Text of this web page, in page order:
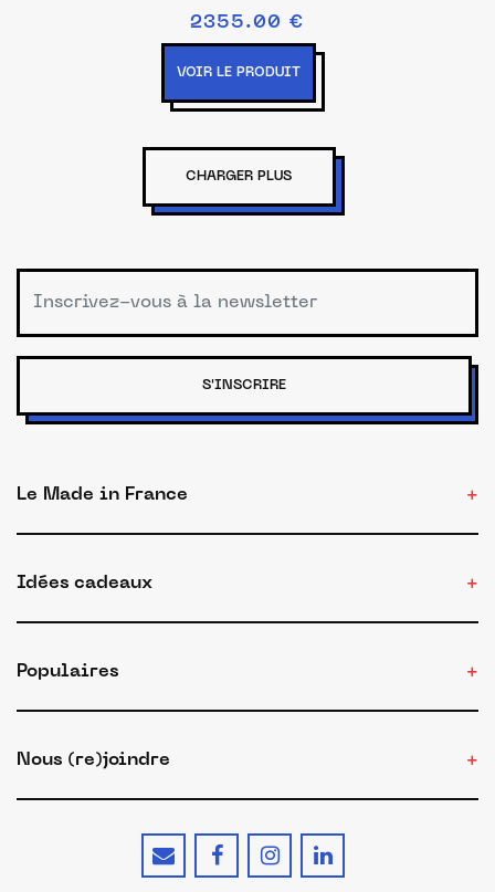
2355.00 €
VOIR LE PRODUIT
CHARGER PLUS
S'INSCRIRE
Le Made in France
Idées cadeaux
Populaires
Nous (re)joindre